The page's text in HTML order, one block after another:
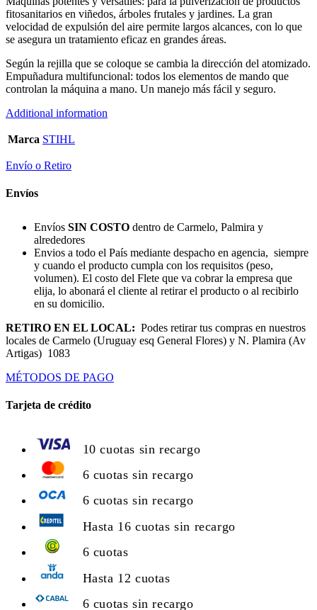
fitosanitarios en viñedos, árboles frutales y jardines. La gran
velocidad de expulsión del aire permite largos alcances, con lo que
se asegura un tratamiento eficaz en grandes áreas.
Según la rejilla que se coloque se cambia la dirección del atomizado.
Empuñadura multifuncional: todos los elementos de mando que
controlan la máquina a mano. Un manejo más fácil y seguro.
Additional information
Marca STIHL
Envío o Retiro
Envíos
Envíos SIN COSTO dentro de Carmelo, Palmira y
alrededores
Envios a todo el País mediante despacho en agencia, siempre
y cuando el producto cumpla con los requisitos (peso,
volumen). El costo del Flete que va cobrar la empresa que
elija, lo abonará el cliente al retirar el producto o al recibirlo
en su domicilio.
RETIRO EN EL LOCAL: Podes retirar tus compras en nuestros
locales de Carmelo (Uruguay esq General Flores) y N. Plamira (Av
Artigas) 1083
MÉTODOS DE PAGO
Tarjeta de crédito
10 cuotas sin recargo
6 cuotas sin recargo
6 cuotas sin recargo
Hasta 16 cuotas sin recargo
6 cuotas
Hasta 12 cuotas
6 cuotas sin recargo